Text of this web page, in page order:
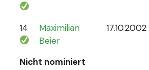
14
Maximilian
Beier
17.10.2002
Nicht nominiert